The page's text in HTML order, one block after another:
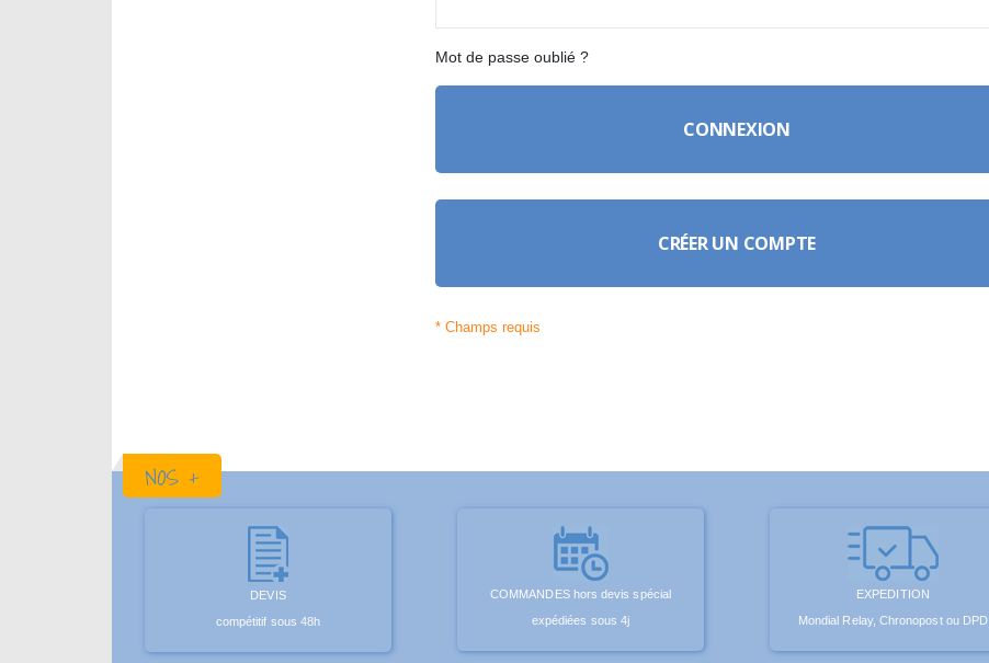
Mot de passe oublié ?
CONNEXION
CRÉER UN COMPTE
NOS +
DEVIS
compétitif sous 48h
COMMANDES hors devis spécial
expédiées sous 4j
EXPEDITION
Mondial Relay, Chronopost ou DPD